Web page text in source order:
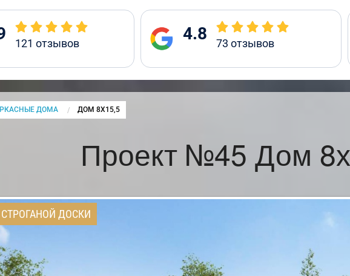
121 отзывов 4.8 73 отзывов
ДОМА CURRENT:
ДОМ 8Х15,5
Проект №45 Дом
ДОСКИ